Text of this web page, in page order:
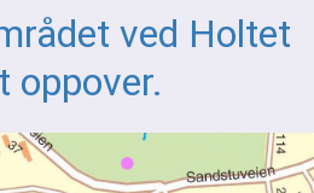
ved Holtet
oppover.